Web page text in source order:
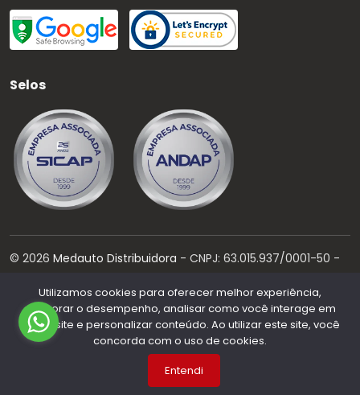
Selos
© 2026 Medauto Distribuidora - CNPJ: 63.015.937/0001-50 -
Desenvolvido por:
Utilizamos cookies para oferecer melhor experiência,
melhorar o desempenho, analisar como você interage em
nosso site e personalizar conteúdo. Ao utilizar este site, você
concorda com o uso de cookies.
Entendi